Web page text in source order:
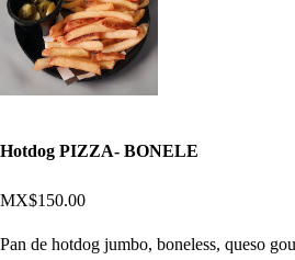
Hotdog PIZZA- BONELE
MX$150.00
Pan de hotdog jumbo, boneless, queso